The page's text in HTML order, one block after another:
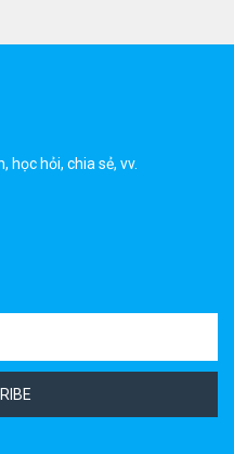
học hỏi, chia sẻ, vv.